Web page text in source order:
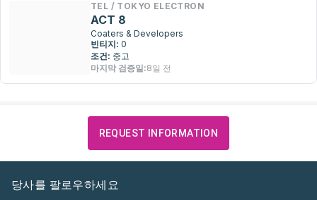
TEL / TOKYO ELECTRON
ACT 8
Coaters & Developers
빈티지: 0
조건: 중고
마지막 검증일:8일 전
REQUEST INFORMATION
당사를 팔로우하세요